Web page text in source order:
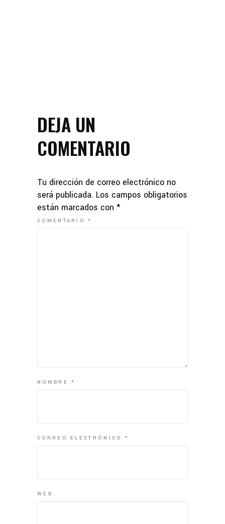
DEJA UN
COMENTARIO
Tu dirección de correo electrónico no
será publicada. Los campos obligatorios
están marcados con *
COMENTARIO*
NOMBRE*
CORREO ELECTRÓNICO *
WEB